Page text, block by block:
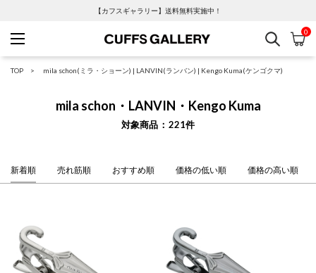
【カフスギャラリー】送料無料実施中！
Cuffs Gallery
検索 カ
0
TOP mila schon(ミラ・ショーン) | LANVIN(ランバン) | Kengo Kuma(ケンゴクマ)
mila schon・LANVIN・Kengo Kuma
対象商品 221件
新着順 売れ筋順 おすすめ順 価格の低い順 価格の高い順